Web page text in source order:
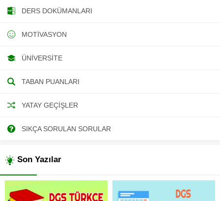
DERS DOKÜMANLARI
MOTIVASYON
ÜNIVERSITE
TABAN PUANLARI
YATAY GEÇIŞLER
SIKÇA SORULAN SORULAR
Son Yazılar